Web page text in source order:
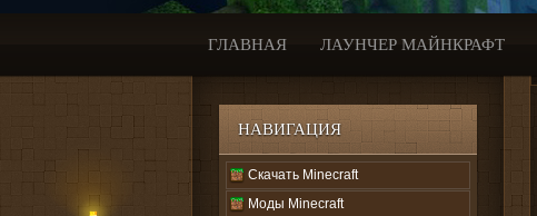
ГЛАВНАЯ ЛАУНЧЕР МАЙНКРАФТ
НАВИГАЦИЯ
Скачать Minecraft
Моды Minecraft